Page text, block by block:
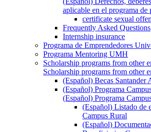
aplicable en el programa de
certificate sexual
Frequently Asked Questions
Internship insurance
Programa de Emprendedores
Programa Mentoring UMH
Scholarship programs from other
Scholarship programs from other
(Español) Becas Santander
(Español) Programa
(Español) Programa
(Español) Listado de
Campus Rural
(Español)